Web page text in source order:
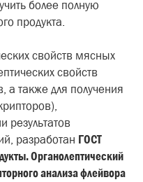
более полную
продукта.
свойств мясных
свойств
а также для получения
результатов
разработан ГОСТ
Органолептический
анализа флейвора